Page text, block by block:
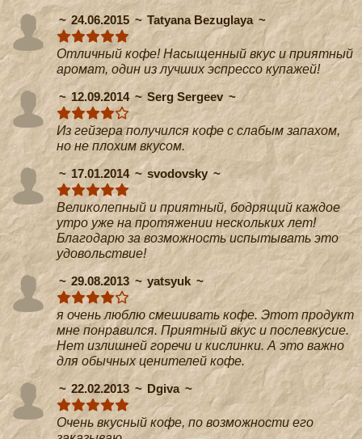
24.06.2015
Tatyana Bezuglaya
Отличный кофе! Насыщенный вкус и приятный
аромат, один из лучших эспрессо купажей!
12.09.2014
Serg Sergeev
Из гейзера получился кофе с слабым запахом,
но не плохим вкусом.
17.01.2014
svodovsky
Великолепный и приятный, бодрящий каждое
утро уже на протяжении нескольких лет!
Благодарю за возможность испытывать это
удовольствие!
29.08.2013
yatsyuk
я очень люблю смешивать кофе. Этот продукт
мне понравился. Приятный вкус и послевкусие.
Нет излишней горечи и кислинки. А это важно
для обычных ценителей кофе.
22.02.2013
Dgiva
Очень вкусный кофе, по возможности его